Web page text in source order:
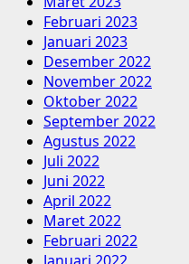
Februari 2023
Januari 2023
Desember 2022
November 2022
Oktober 2022
September 2022
Agustus 2022
Juli 2022
Juni 2022
April 2022
Maret 2022
Februari 2022